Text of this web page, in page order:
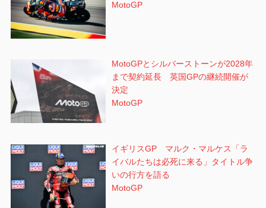
MotoGP
MotoGPとシルバーストーンが2028年
まで契約延長 英国GPの継続開催が
決定
MotoGP
イギリスGP マルク・マルケス「ラ
イバルたちは必死に来る」タイトル争
いの行方を語る
MotoGP